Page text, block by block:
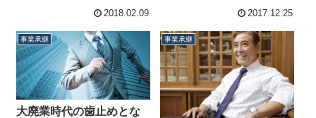
2018.02.09 2017.12.25
事業承継
大廃業時代の歯止めとな
事業承継